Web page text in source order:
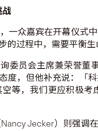
战
一众嘉宾在开幕仪式
过程中，需要平衡生
委员会主席兼荣誉董
度，但他补充说：
等，我们更应积极
Nancy Jecker）则强